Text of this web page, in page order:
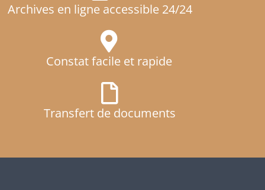
Archives en ligne accessible 24/24
Constat facile et rapide
Transfert de documents